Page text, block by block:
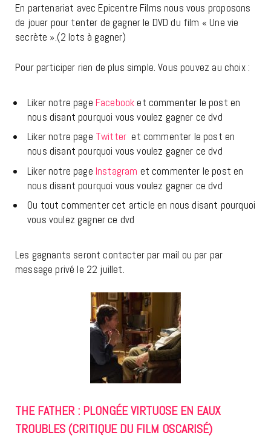
En partenariat avec Epicentre Films nous vous proposons
de jouer pour tenter de gagner le DVD du film « Une vie
secrète ».(2 lots à gagner)
Pour participer rien de plus simple. Vous pouvez au choix :
Liker notre page Facebook et commenter le post en
nous disant pourquoi vous voulez gagner ce dvd
Liker notre page Twitter et commenter le post en
nous disant pourquoi vous voulez gagner ce dvd
Liker notre page Instagram et commenter le post en
nous disant pourquoi vous voulez gagner ce dvd
Ou tout commenter cet article en nous disant pourquoi
vous voulez gagner ce dvd
Les gagnants seront contacter par mail ou par par
message privé le 22 juillet.
THE FATHER : PLONGÉE VIRTUOSE EN EAUX
TROUBLES (CRITIQUE DU FILM OSCARISÉ)